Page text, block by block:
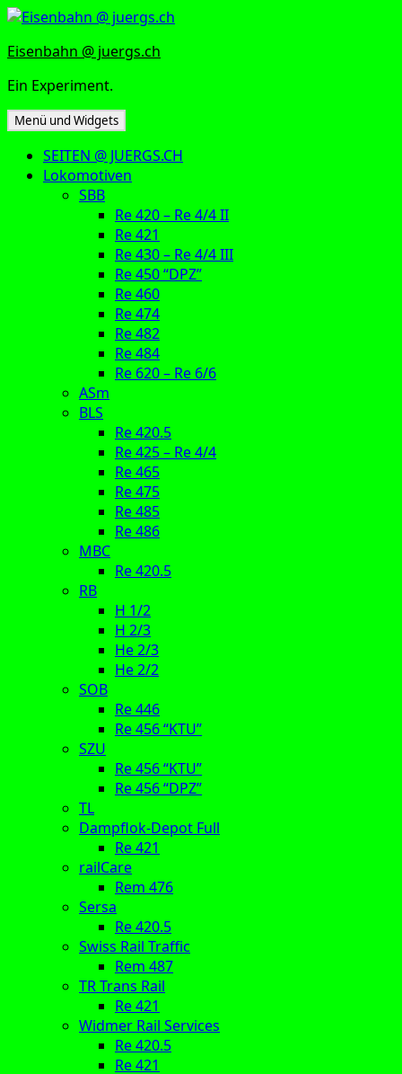
Zum
springen
Eisenbahn @ juergs.ch
Ein Experiment.
Menü und Widgets
SEITEN @ JUERGS.CH
Lokomotiven
SBB
Re 420 – Re 4/4 II
Re 421
Re 430 – Re 4/4 III
Re 450 “DPZ”
Re 460
Re 474
Re 482
Re 484
Re 620 – Re 6/6
ASm
BLS
Re 420.5
Re 425 – Re 4/4
Re 465
Re 475
Re 485
Re 486
MBC
Re 420.5
RB
H 1/2
H 2/3
He 2/3
He 2/2
SOB
Re 446
Re 456 “KTU”
SZU
Re 456 “KTU”
Re 456 “DPZ”
TL
Dampflok-Depot Full
Re 421
railCare
Rem 476
Sersa
Re 420.5
Swiss Rail Traffic
Rem 487
TR Trans Rail
Re 421
Widmer Rail Services
Re 420.5
Re 421